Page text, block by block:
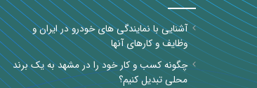
آشنایی با نمایندگی های خودرو در ایران و
وظایف و کارهای آنها
چگونه کسب و کار خود را در مشهد به یک برند
محلی تبدیل کنیم؟